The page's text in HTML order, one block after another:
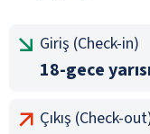
Giriş (Check-in)
18-gece yarısı
Çıkış (Check-